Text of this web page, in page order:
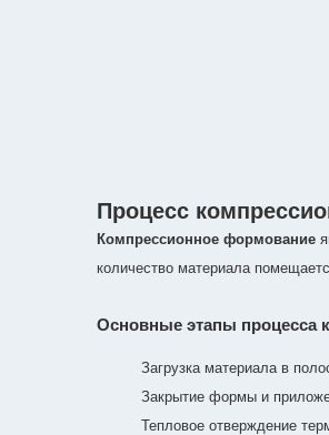
Процесс
Компрессионное формование
количество материала
Основные этапы процесса
Загрузка материала в
Закрытие формы и
Тепловое отверждение